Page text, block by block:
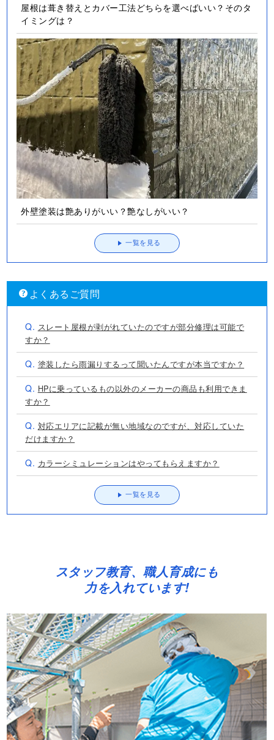
屋根は葺き替えとカバー工法どちらを選べばいい？そのタ
イミングは？
外壁塗装は艶ありがいい？艶なしがいい？
一覧を見る
よくあるご質問
Q. スレート屋根が剥がれていたのですが部分修理は可能で
すか？
Q. 塗装したら雨漏りするって聞いたんですが本当ですか？
Q. HPに乗っているもの以外のメーカーの商品も利用できま
すか？
Q. 対応エリアに記載が無い地域なのですが、対応していた
だけますか？
Q. カラーシミュレーションはやってもらえますか？
一覧を見る
スタッフ教育、職人育成にも
力を入れています!